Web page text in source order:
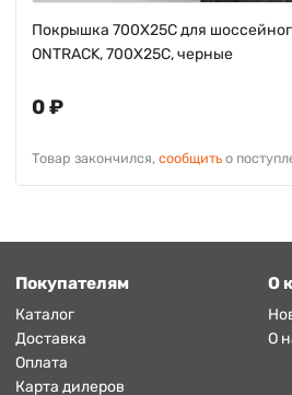
Покрышка 700X25C для
ONTRACK, 700X25C, черные
0 ₽
Товар закончился, сообщить о
Покупателям
Каталог
Доставка
Оплата
Карта дилеров
О
О